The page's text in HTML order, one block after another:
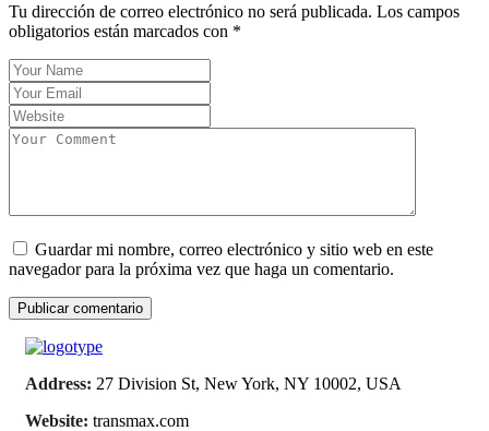
Tu dirección de correo electrónico no será publicada. Los campos
obligatorios están marcados con *
Guardar mi nombre, correo electrónico y sitio web en este
navegador para la próxima vez que haga un comentario.
Address: 27 Division St, New York, NY 10002, USA
Website: transmax.com